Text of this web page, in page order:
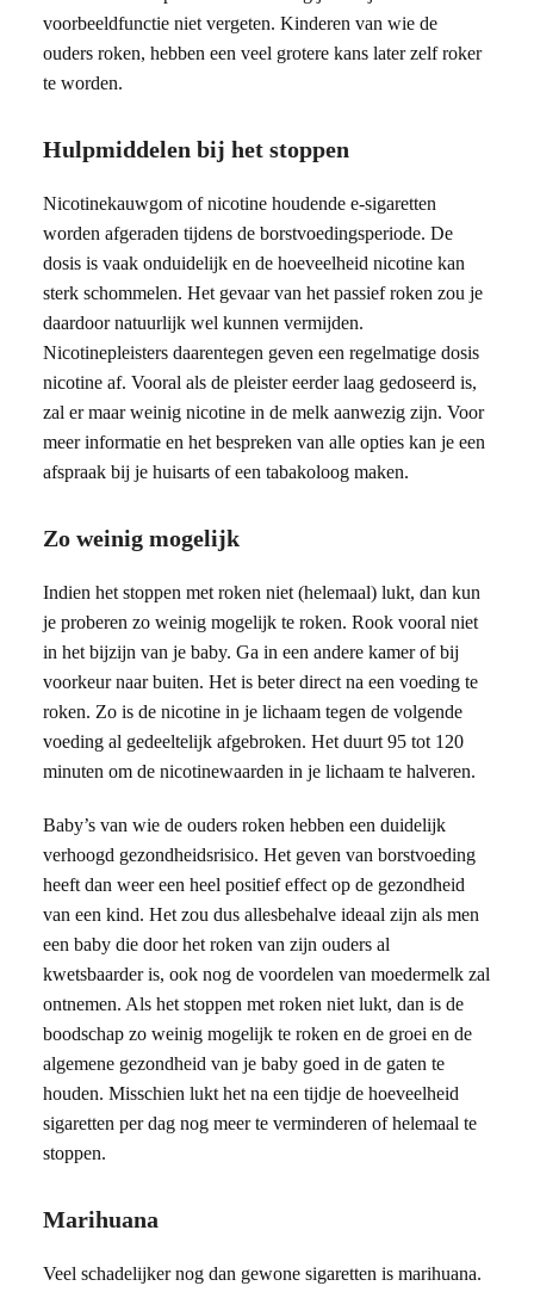
voorbeeldfunctie niet vergeten. Kinderen van wie de
ouders roken, hebben een veel grotere kans later zelf roker
te worden.
Hulpmiddelen bij het stoppen
Nicotinekauwgom of nicotine houdende e-sigaretten
worden afgeraden tijdens de borstvoedingsperiode. De
dosis is vaak onduidelijk en de hoeveelheid nicotine kan
sterk schommelen. Het gevaar van het passief roken zou je
daardoor natuurlijk wel kunnen vermijden.
Nicotinepleisters daarentegen geven een regelmatige dosis
nicotine af. Vooral als de pleister eerder laag gedoseerd is,
zal er maar weinig nicotine in de melk aanwezig zijn. Voor
meer informatie en het bespreken van alle opties kan je een
afspraak bij je huisarts of een tabakoloog maken.
Zo weinig mogelijk
Indien het stoppen met roken niet (helemaal) lukt, dan kun
je proberen zo weinig mogelijk te roken. Rook vooral niet
in het bijzijn van je baby. Ga in een andere kamer of bij
voorkeur naar buiten. Het is beter direct na een voeding te
roken. Zo is de nicotine in je lichaam tegen de volgende
voeding al gedeeltelijk afgebroken. Het duurt 95 tot 120
minuten om de nicotinewaarden in je lichaam te halveren.
Baby’s van wie de ouders roken hebben een duidelijk
verhoogd gezondheidsrisico. Het geven van borstvoeding
heeft dan weer een heel positief effect op de gezondheid
van een kind. Het zou dus allesbehalve ideaal zijn als men
een baby die door het roken van zijn ouders al
kwetsbaarder is, ook nog de voordelen van moedermelk zal
ontnemen. Als het stoppen met roken niet lukt, dan is de
boodschap zo weinig mogelijk te roken en de groei en de
algemene gezondheid van je baby goed in de gaten te
houden. Misschien lukt het na een tijdje de hoeveelheid
sigaretten per dag nog meer te verminderen of helemaal te
stoppen.
Marihuana
Veel schadelijker nog dan gewone sigaretten is marihuana.